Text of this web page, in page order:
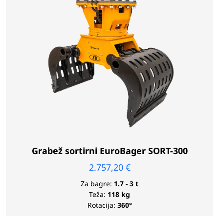
Grabež sortirni EuroBager SORT-300
2.757,20 €
Za bagre: 1.7 - 3 t
Teža: 118 kg
Rotacija: 360°